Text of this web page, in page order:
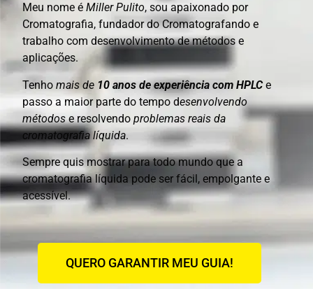
Meu nome é Miller Pulito, sou apaixonado por
Cromatografia, fundador do Cromatografando e
trabalho com desenvolvimento de métodos e
aplicações.
Tenho mais de 10 anos de experiência com HPLCe
passo a maior parte do tempo desenvolvendo
métodose resolvendo problemas reais da
cromatografia líquida.
Sempre quis mostrar para todo mundo que a
cromatografia líquida pode ser fácil, empolgante e
acessível.
QUERO GARANTIR MEU GUIA!